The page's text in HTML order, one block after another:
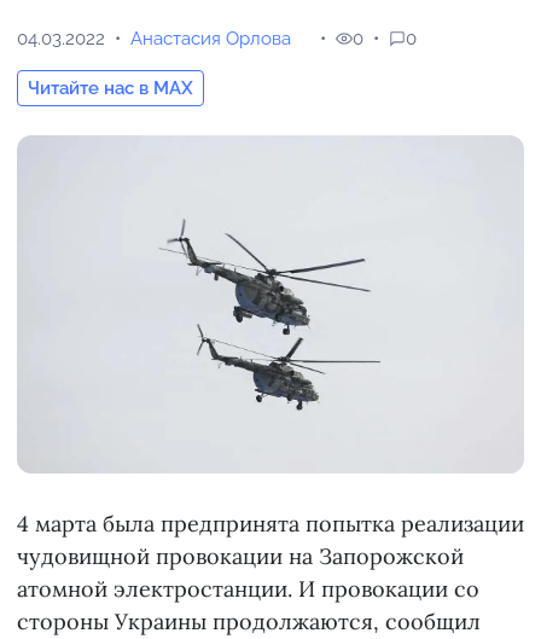
04.03.2022 Анастасия Орлова
Читайте нас в MAX
0 0
4 марта была предпринята попытка реализации
чудовищной провокации на Запорожской
атомной электростанции. И провокации со
стороны Украины продолжаются, сообщил